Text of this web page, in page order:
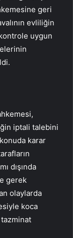
geri
evliliğin
uygun
iptali talebini
karar
dışında
gerek
olaylarda
koca